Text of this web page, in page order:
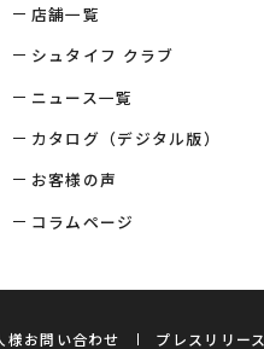
店舗一覧
シュタイフ クラブ
ニュース一覧
カタログ（デジタル版）
お客様の声
コラムページ
様お問い合わせ プレスリリース